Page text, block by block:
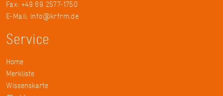
Fax: +49 69 2577-1750
E-Mail: info@krfrm.de
Service
Home
Merkliste
Wissenskarte